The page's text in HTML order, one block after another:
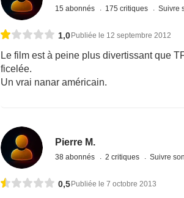
15 abonnés 175 critiques Suivre
1,0 Publiée le 12 septembre 2012
Le film est à peine plus divertissant que
ficelée.
Un vrai nanar américain.
Pierre M.
38 abonnés 2 critiques Suivre
0,5 Publiée le 7 octobre 2013